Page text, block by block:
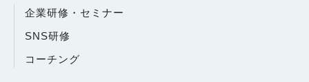
企業研修・セミナー
SNS研修
コーチング